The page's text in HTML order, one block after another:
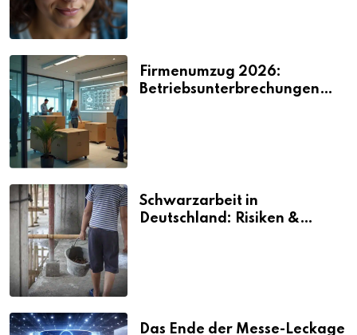
Firmenumzug 2026:
Betriebsunterbrechungen
Schwarzarbeit in
Deutschland: Risiken &
Das Ende der Messe-Leckage